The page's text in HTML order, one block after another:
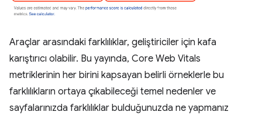
Araçlar arasındaki farklılıklar, geliştiriciler için kafa
karıştırıcı olabilir. Bu yayında, Core Web Vitals
metriklerinin her birini kapsayan belirli örneklerle bu
farklılıkların ortaya çıkabileceği temel nedenler ve
sayfalarınızda farklılıklar bulduğunuzda ne yapmanız